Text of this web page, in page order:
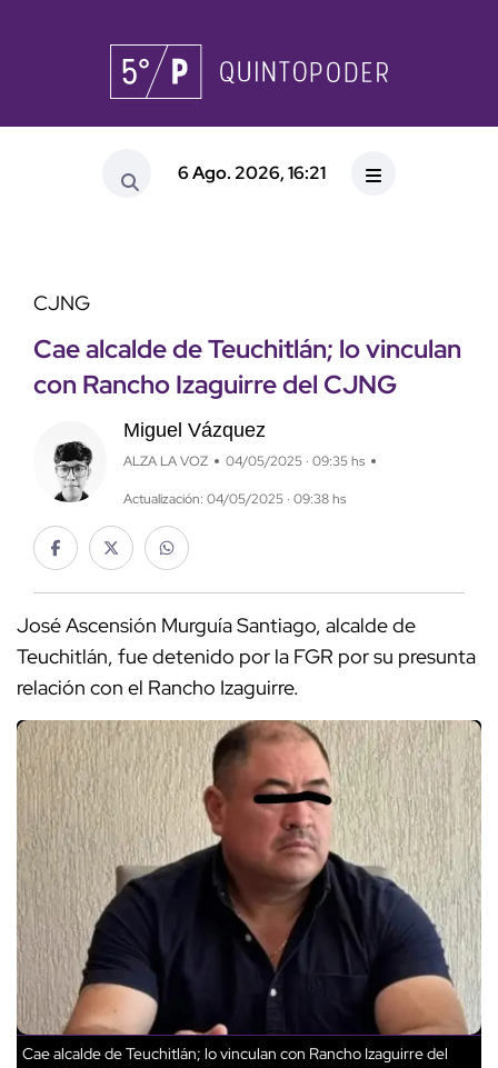
6 Ago. 2026, 16:21
CJNG
Cae alcalde de Teuchitlán; lo vinculan
con Rancho Izaguirre del CJNG
Miguel Vázquez
ALZA LA VOZ 04/05/2025 · 09:35 hs
Actualización: 04/05/2025 · 09:38 hs
José Ascensión Murguía Santiago, alcalde de
Teuchitlán, fue detenido por la FGR por su presunta
relación con el Rancho Izaguirre.
Cae alcalde de Teuchitlán; lo vinculan con Rancho Izaguirre del